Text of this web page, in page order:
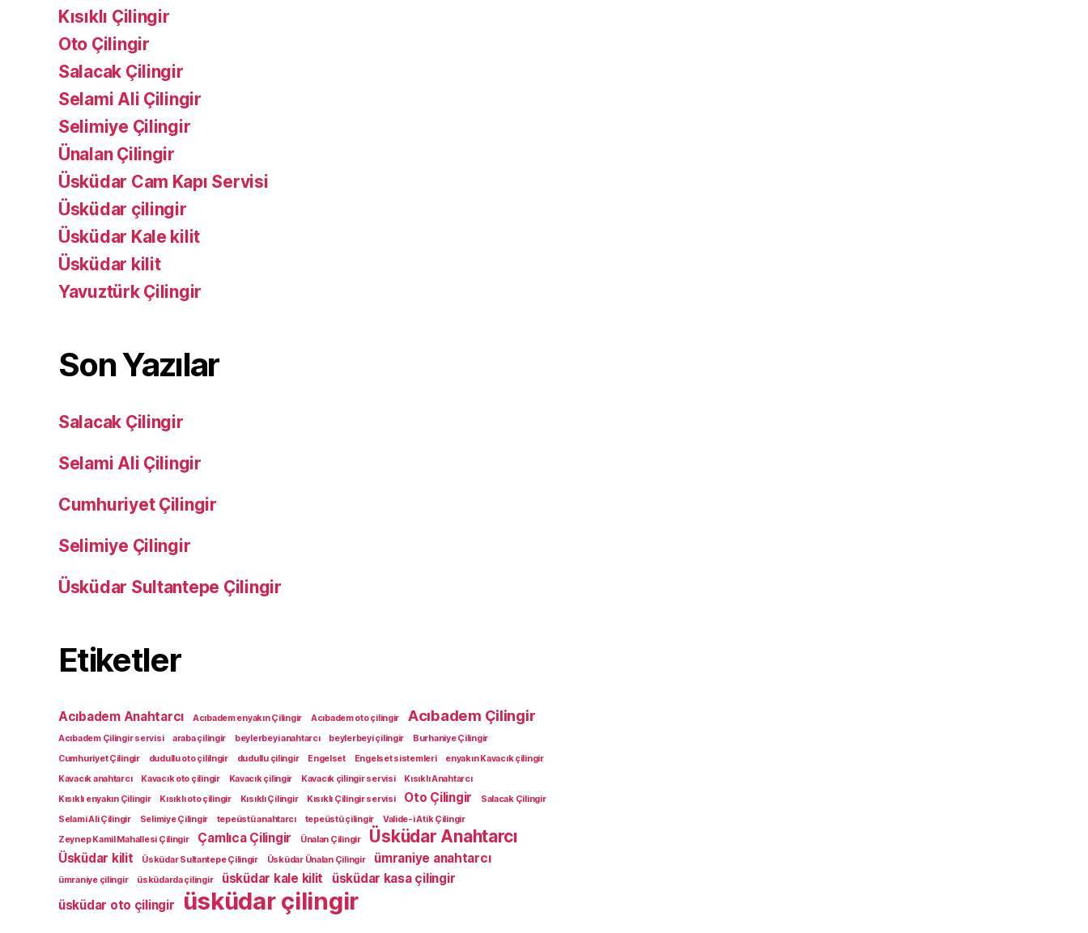
Kısıklı Çilingir
Oto Çilingir
Salacak Çilingir
Selami Ali Çilingir
Selimiye Çilingir
Ünalan Çilingir
Üsküdar Cam Kapı Servisi
Üsküdar çilingir
Üsküdar Kale kilit
Üsküdar kilit
Yavuztürk Çilingir
Son Yazılar
Salacak Çilingir
Selami Ali Çilingir
Cumhuriyet Çilingir
Selimiye Çilingir
Üsküdar Sultantepe Çilingir
Etiketler
Acıbadem Anahtarcı Acıbadem enyakın Çilingir Acıbadem oto çilingir Acıbadem Çilingir
Acıbadem Çilingir servisi araba çilingir beylerbeyi anahtarcı beylerbeyi çilingir
Burhaniye Çilingir
Cumhuriyet Çilingir
dudullu oto çililngir dudullu çilingir Engelset Engelset sistemleri
enyakın Kavacık çilingir
Kavacık anahtarcı
Kavacık oto çilingir Kavacık çilingir Kavacık çilingir servisi
Kısıklı Anahtarcı
Kısıklı enyakın Çilingir
Kısıklı oto çilingir Kısıklı Çilingir Kısıklı Çilingir servisi Oto Çilingir
Salacak Çilingir
Selami Ali Çilingir
Selimiye Çilingir tepeüstü anahtarcı tepeüstü çilingir
Valide-i Atik Çilingir
Zeynep Kamil Mahallesi Çilingir
Çamlıca Çilingir Ünalan Çilingir Üsküdar Anahtarcı
Üsküdar kilit Üsküdar Sultantepe Çilingir Üsküdar Ünalan Çilingir ümraniye anahtarcı
ümraniye çilingir üsküdarda çilingir üsküdar kale kilit
üsküdar kasa çilingir
üsküdar oto çilingir
üsküdar çilingir